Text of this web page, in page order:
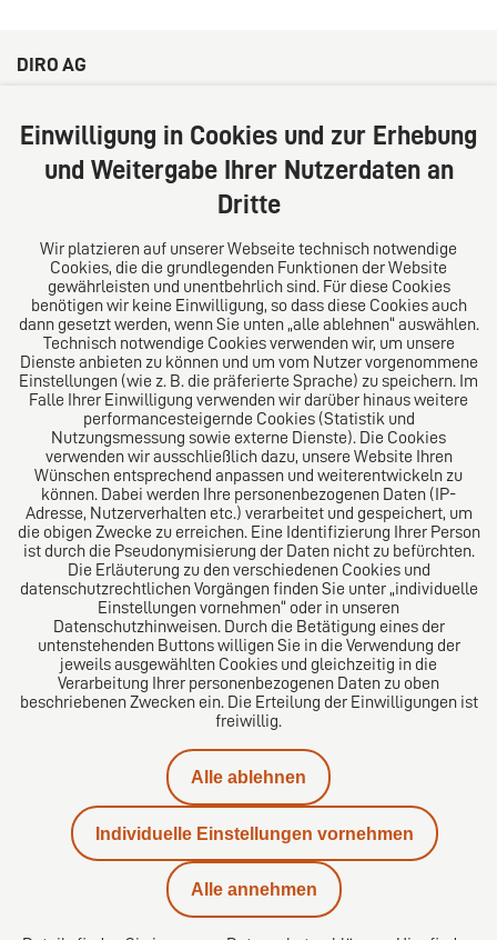
DIRO AG
20354 Hamburg
Deutschland
Tel: +49 (0) 40 41352231
Über uns
Das Kanzlei-Vertrauensnetzwerk. Aus Europa für die
Welt. Für den erfolgreichen Mittelstand.
Folgen Sie uns auf
Das europäische Kanzlei-Netzwerk
Datenschutz
Einwilligung in Cookies und zur Erhebung
und Weitergabe Ihrer Nutzerdaten an
Dritte
Wir platzieren auf unserer Webseite technisch notwendige
Cookies, die die grundlegenden Funktionen der Website
gewährleisten und unentbehrlich sind. Für diese Cookies
benötigen wir keine Einwilligung, so dass diese Cookies auch
dann gesetzt werden, wenn Sie unten „alle ablehnen“ auswählen.
Technisch notwendige Cookies verwenden wir, um unsere
Dienste anbieten zu können und um vom Nutzer vorgenommene
Einstellungen (wie z. B. die präferierte Sprache) zu speichern. Im
Falle Ihrer Einwilligung verwenden wir darüber hinaus weitere
performancesteigernde Cookies (Statistik und
Nutzungsmessung sowie externe Dienste). Die Cookies
verwenden wir ausschließlich dazu, unsere Website Ihren
Wünschen entsprechend anpassen und weiterentwickeln zu
können. Dabei werden Ihre personenbezogenen Daten (IP-
Adresse, Nutzerverhalten etc.) verarbeitet und gespeichert, um
die obigen Zwecke zu erreichen. Eine Identifizierung Ihrer Person
ist durch die Pseudonymisierung der Daten nicht zu befürchten.
Die Erläuterung zu den verschiedenen Cookies und
datenschutzrechtlichen Vorgängen finden Sie unter „individuelle
Einstellungen vornehmen“ oder in unseren
Datenschutzhinweisen. Durch die Betätigung eines der
untenstehenden Buttons willigen Sie in die Verwendung der
jeweils ausgewählten Cookies und gleichzeitig in die
Verarbeitung Ihrer personenbezogenen Daten zu oben
beschriebenen Zwecken ein. Die Erteilung der Einwilligungen ist
freiwillig.
Alle ablehnen
Individuelle Einstellungen vornehmen
Alle annehmen